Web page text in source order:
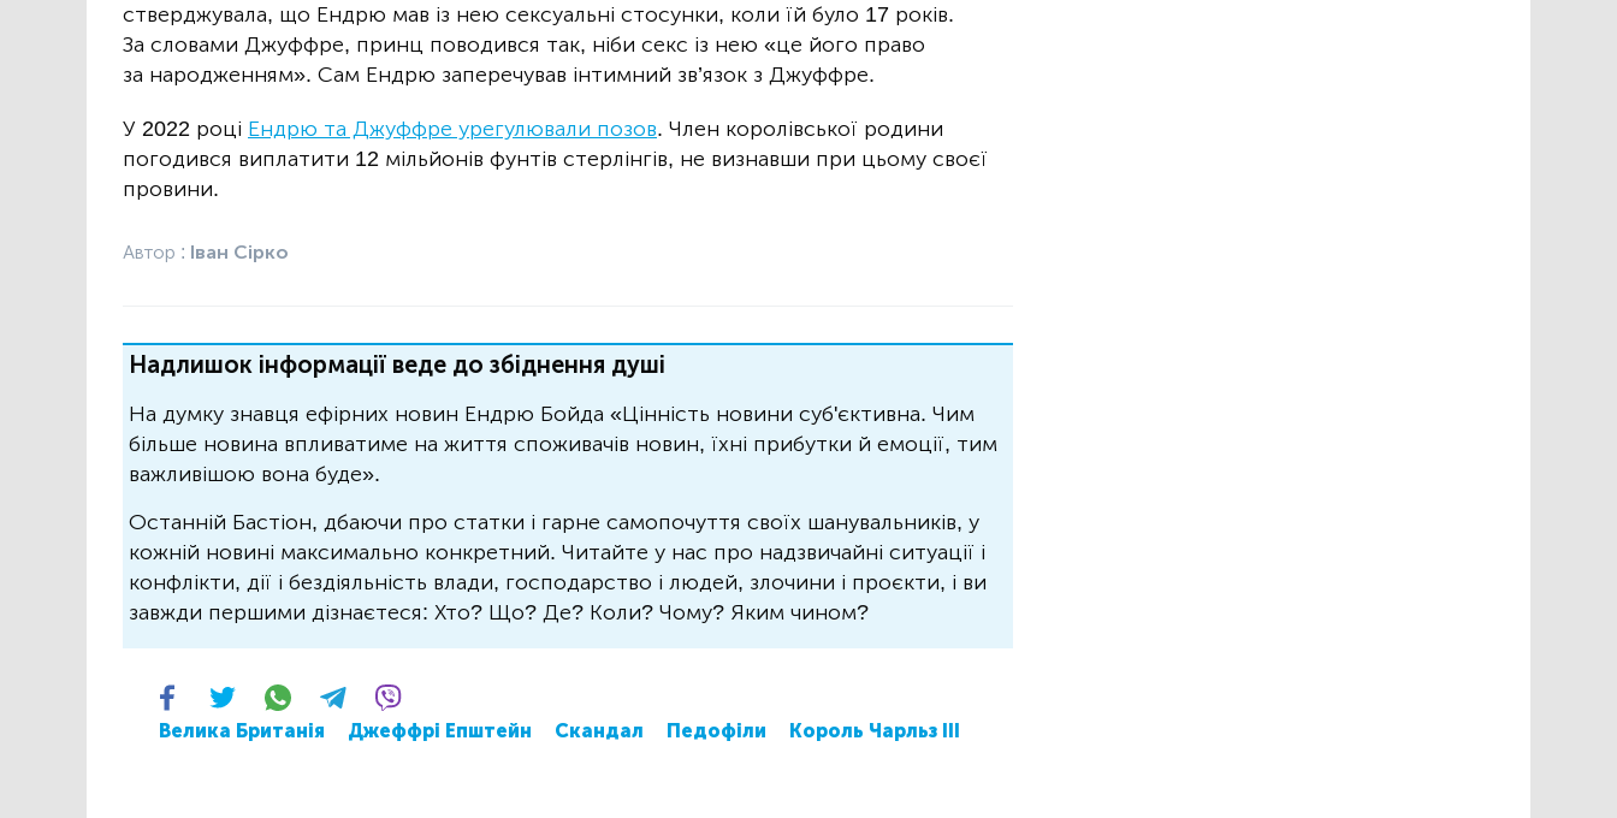
стверджувала, що Ендрю мав із нею сексуальні стосунки, коли їй було 17 років.
За словами Джуффре, принц поводився так, ніби секс із нею «це його право
за народженням». Сам Ендрю заперечував інтимний зв’язок з Джуффре.
У 2022 році Ендрю та Джуффре урегулювали позов. Член королівської родини
погодився виплатити 12 мільйонів фунтів стерлінгів, не визнавши при цьому своєї
провини.
Автор : Іван Сірко
Надлишок інформації веде до збіднення душі
На думку знавця ефірних новин Ендрю Бойда «Цінність новини суб'єктивна. Чим
більше новина впливатиме на життя споживачів новин, їхні прибутки й емоції, тим
важливішою вона буде».
Останній Бастіон, дбаючи про статки і гарне самопочуття своїх шанувальників, у
кожній новині максимально конкретний. Читайте у нас про надзвичайні ситуації і
конфлікти, дії і бездіяльність влади, господарство і людей, злочини і проєкти, і ви
завжди першими дізнаєтеся: Хто? Що? Де? Коли? Чому? Яким чином?
Велика Британія Джеффрі Епштейн Скандал Педофіли Король Чарльз ІІІ